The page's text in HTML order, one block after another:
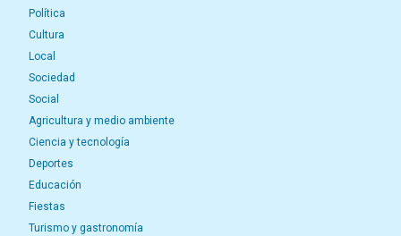
Política
Cultura
Local
Sociedad
Social
Agricultura y medio ambiente
Ciencia y tecnología
Deportes
Educación
Fiestas
Turismo y gastronomía